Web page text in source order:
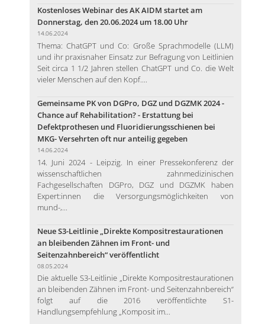
Kostenloses Webinar des AK AIDM startet am
Donnerstag, den 20.06.2024 um 18.00 Uhr
14.06.2024
Thema: ChatGPT und Co: Große Sprachmodelle (LLM)
und ihr praxisnaher Einsatz zur Befragung von Leitlinien
Seit circa 1 1/2 Jahren stellen ChatGPT und Co. die Welt
vieler Menschen auf den Kopf....
Gemeinsame PK von DGPro, DGZ und DGZMK 2024 -
Chance auf Rehabilitation? - Erstattung bei
Defektprothesen und Fluoridierungsschienen bei
MKG- Versehrten oft nur anteilig gegeben
14.06.2024
14. Juni 2024 - Leipzig. In einer Pressekonferenz der
wissenschaftlichen zahnmedizinischen
Fachgesellschaften DGPro, DGZ und DGZMK haben
Expert:innen die Versorgungsmöglichkeiten von
mund-,...
Neue S3-Leitlinie „Direkte Kompositrestaurationen
an bleibenden Zähnen im Front- und
Seitenzahnbereich“ veröffentlicht
08.05.2024
Die aktuelle S3-Leitlinie „Direkte Kompositrestaurationen
an bleibenden Zähnen im Front- und Seitenzahnbereich“
folgt auf die 2016 veröffentlichte S1-
Handlungsempfehlung „Komposit im...